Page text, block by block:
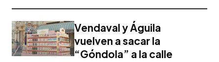
Vendaval y Águila
vuelven a sacar la
“Góndola” a la calle